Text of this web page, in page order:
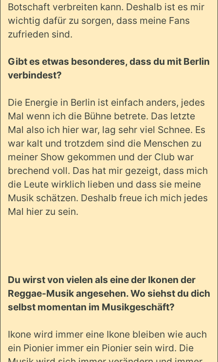
Botschaft verbreiten kann. Deshalb ist es mir
wichtig dafür zu sorgen, dass meine Fans
zufrieden sind.
Gibt es etwas besonderes, dass du mit Berlin
verbindest?
Die Energie in Berlin ist einfach anders, jedes
Mal wenn ich die Bühne betrete. Das letzte
Mal also ich hier war, lag sehr viel Schnee. Es
war kalt und trotzdem sind die Menschen zu
meiner Show gekommen und der Club war
brechend voll. Das hat mir gezeigt, dass mich
die Leute wirklich lieben und dass sie meine
Musik schätzen. Deshalb freue ich mich jedes
Mal hier zu sein.
Du wirst von vielen als eine der Ikonen der
Reggae-Musik angesehen. Wo siehst du dich
selbst momentan im Musikgeschäft?
Ikone wird immer eine Ikone bleiben wie auch
ein Pionier immer ein Pionier sein wird. Die